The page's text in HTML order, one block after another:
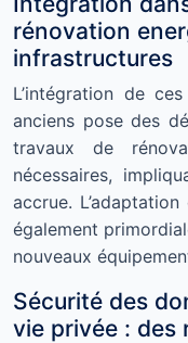
rénovation
infrastructures
L’intégration de
anciens pose des
travaux de
nécessaires,
accrue.
également
nouveaux
Sécurité des
vie privée : des